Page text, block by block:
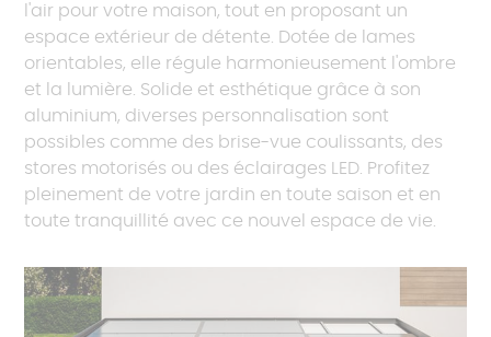
l'air pour votre maison, tout en proposant un
espace extérieur de détente. Dotée de lames
orientables, elle régule harmonieusement l'ombre
et la lumière. Solide et esthétique grâce à son
aluminium, diverses personnalisation sont
possibles comme des brise-vue coulissants, des
stores motorisés ou des éclairages LED. Profitez
pleinement de votre jardin en toute saison et en
toute tranquillité avec ce nouvel espace de vie.